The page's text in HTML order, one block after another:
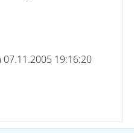
19:16:20